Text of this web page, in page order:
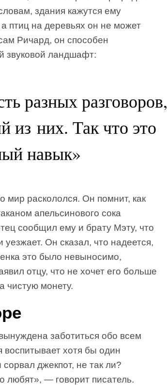
здания кажутся ему
птиц на деревьях он не может
Ричард, он способен
звуковой ландшафт:
разных разговоров,
них. Так что это
навык»
мир раскололся. Он помнит, как
апельсинового сока
сообщил ему и брату Мэту, что
Он сказал, что надеется,
это было невыносимо,
отцу, что не хочет его больше
чистую монету.
заботиться обо всем
хотя бы один
джекпот, не так ли?
любят», — говорит писатель.